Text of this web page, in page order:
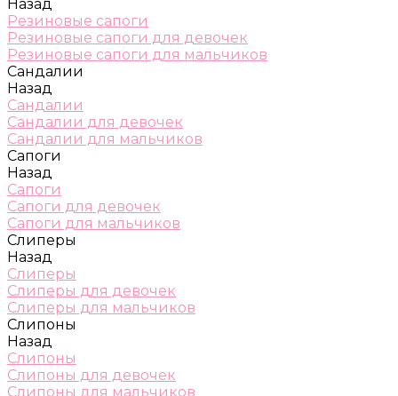
Назад
Резиновые сапоги
Резиновые сапоги для девочек
Резиновые сапоги для мальчиков
Сандалии
Назад
Сандалии
Сандалии для девочек
Сандалии для мальчиков
Сапоги
Назад
Сапоги
Сапоги для девочек
Сапоги для мальчиков
Слиперы
Назад
Слиперы
Слиперы для девочек
Слиперы для мальчиков
Слипоны
Назад
Слипоны
Слипоны для девочек
Слипоны для мальчиков